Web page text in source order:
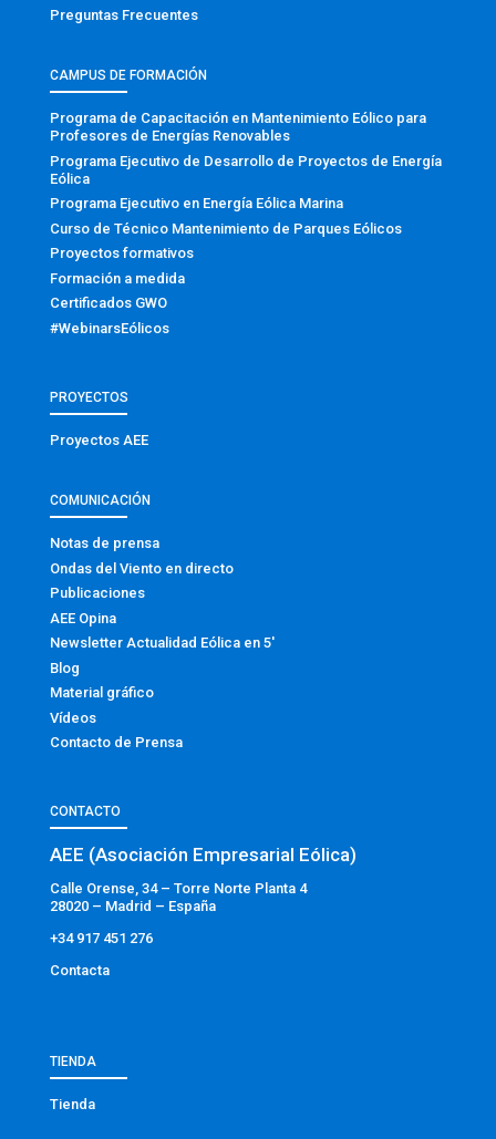
Preguntas Frecuentes
CAMPUS DE FORMACIÓN
Programa de Capacitación en Mantenimiento Eólico para
Profesores de Energías Renovables
Programa Ejecutivo de Desarrollo de Proyectos de Energía
Eólica
Programa Ejecutivo en Energía Eólica Marina
Curso de Técnico Mantenimiento de Parques Eólicos
Proyectos formativos
Formación a medida
Certificados GWO
#WebinarsEólicos
PROYECTOS
Proyectos AEE
COMUNICACIÓN
Notas de prensa
Ondas del Viento en directo
Publicaciones
AEE Opina
Newsletter Actualidad Eólica en 5′
Blog
Material gráfico
Vídeos
Contacto de Prensa
CONTACTO
AEE (Asociación Empresarial Eólica)
Calle Orense, 34 – Torre Norte Planta 4
28020 – Madrid – España
+34 917 451 276
Contacta
TIENDA
Tienda